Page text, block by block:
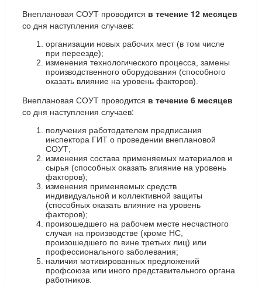
Внеплановая СОУТ проводится в течение 12 месяцев
со дня наступления случаев:
организации новых рабочих мест (в том числе
при переезде);
изменения технологического процесса, замены
производственного оборудования (способного
оказать влияние на уровень факторов).
Внеплановая СОУТ проводится в течение 6 месяцев
со дня наступления случаев:
получения работодателем предписания
инспектора ГИТ о проведении внеплановой
СОУТ;
изменения состава применяемых материалов и
сырья (способных оказать влияние на уровень
факторов);
изменения применяемых средств
индивидуальной и коллективной защиты
(способных оказать влияние на уровень
факторов);
произошедшего на рабочем месте несчастного
случая на производстве (кроме НС,
произошедшего по вине третьих лиц) или
профессионального заболевания;
наличия мотивированных предложений
профсоюза или иного представительного органа
работников.